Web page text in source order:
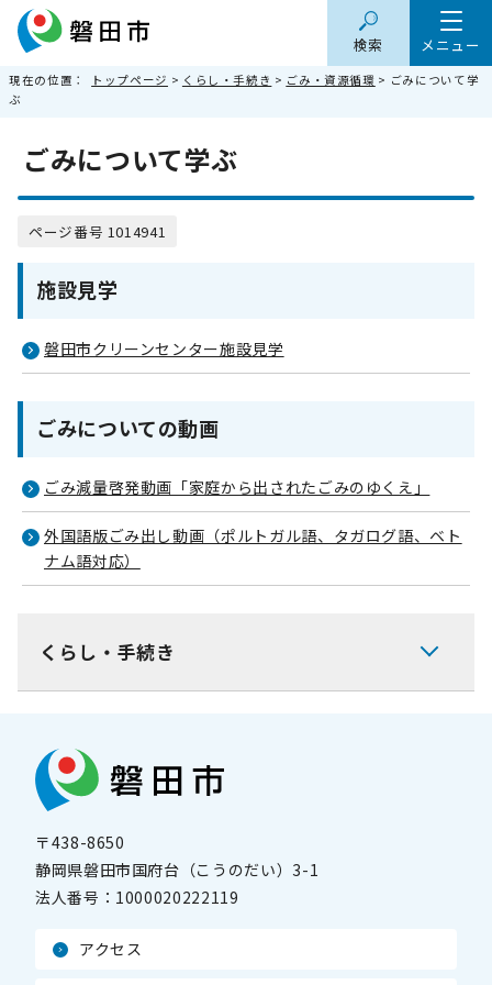
メニュー
検索
現在の位置： トップページ > くらし・手続き > ごみ・資源循環 > ごみについて学
ぶ
ごみについて学ぶ
ページ番号 1014941
施設見学
磐田市クリーンセンター施設見学
ごみについての動画
ごみ減量啓発動画「家庭から出されたごみのゆくえ」
外国語版ごみ出し動画（ポルトガル語、タガログ語、ベト
ナム語対応）
くらし・手続き
〒438-8650
静岡県磐田市国府台（こうのだい）3-1
法人番号： 1000020222119
アクセス